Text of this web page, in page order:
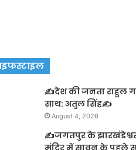
✍️देश की जनता राहुल
साथ: अतुल सिंह✍️
August 4, 2026
✍️जगतपुर के
मंदिर में सावन के पहले